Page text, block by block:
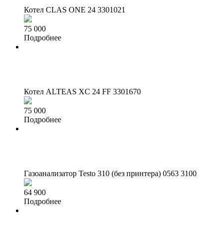
Котел CLAS ONE 24 3301021
75 000
Подробнее
Котел ALTEAS XC 24 FF 3301670
75 000
Подробнее
Газоанализатор Testo 310 (без принтера) 0563 3100
64 900
Подробнее